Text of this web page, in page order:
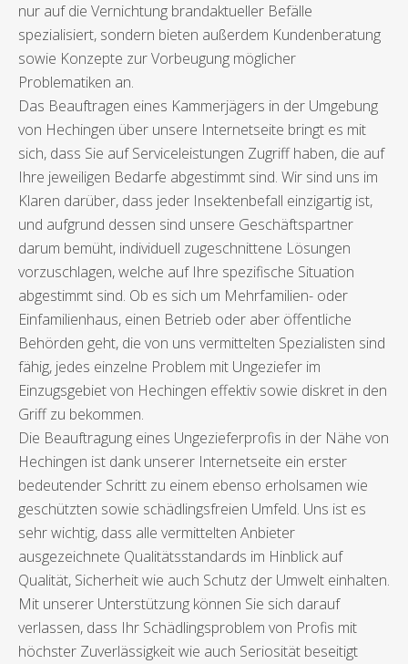
nur auf die Vernichtung brandaktueller Befälle
spezialisiert, sondern bieten außerdem Kundenberatung
sowie Konzepte zur Vorbeugung möglicher
Problematiken an.
Das Beauftragen eines Kammerjägers in der Umgebung
von Hechingen über unsere Internetseite bringt es mit
sich, dass Sie auf Serviceleistungen Zugriff haben, die auf
Ihre jeweiligen Bedarfe abgestimmt sind. Wir sind uns im
Klaren darüber, dass jeder Insektenbefall einzigartig ist,
und aufgrund dessen sind unsere Geschäftspartner
darum bemüht, individuell zugeschnittene Lösungen
vorzuschlagen, welche auf Ihre spezifische Situation
abgestimmt sind. Ob es sich um Mehrfamilien- oder
Einfamilienhaus, einen Betrieb oder aber öffentliche
Behörden geht, die von uns vermittelten Spezialisten sind
fähig, jedes einzelne Problem mit Ungeziefer im
Einzugsgebiet von Hechingen effektiv sowie diskret in den
Griff zu bekommen.
Die Beauftragung eines Ungezieferprofis in der Nähe von
Hechingen ist dank unserer Internetseite ein erster
bedeutender Schritt zu einem ebenso erholsamen wie
geschützten sowie schädlingsfreien Umfeld. Uns ist es
sehr wichtig, dass alle vermittelten Anbieter
ausgezeichnete Qualitätsstandards im Hinblick auf
Qualität, Sicherheit wie auch Schutz der Umwelt einhalten.
Mit unserer Unterstützung können Sie sich darauf
verlassen, dass Ihr Schädlingsproblem von Profis mit
höchster Zuverlässigkeit wie auch Seriosität beseitigt